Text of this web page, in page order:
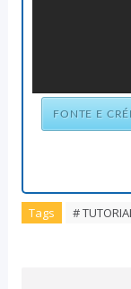
FONTE E
Tags #